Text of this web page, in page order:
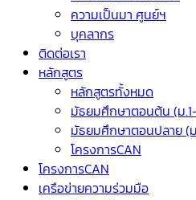
ความเป็นมา ศูนย์ฯ
บุคลากร
ติดต่อเรา
หลักสูตร
หลักสูตรทั้งหมด
มัธยมศึกษาตอนต้น (ม
มัธยมศึกษาตอนปลาย (
โครงการCAN
โครงการCAN
เครือข่ายความร่วมมือ